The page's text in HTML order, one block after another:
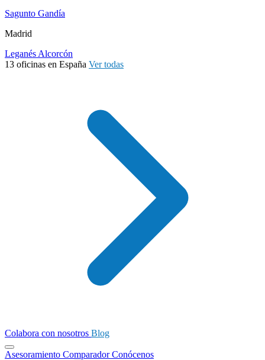
Sagunto Gandía
Madrid
Leganés Alcorcón
13 oficinas en España Ver todas
Colabora con nosotros Blog
Asesoramiento ComparadorConócenos